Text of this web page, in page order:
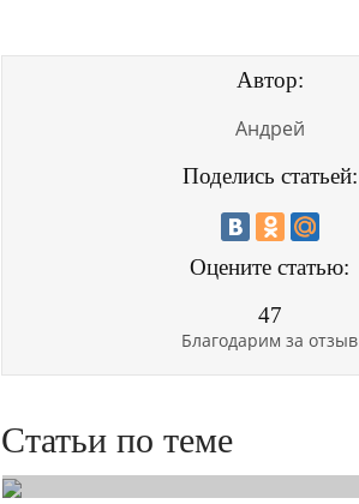
Автор:
Андрей
Поделись статьей:
Оцените статью:
47
Благодарим за отзыв
Статьи по теме